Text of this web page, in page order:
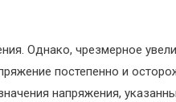
Однако, чрезмерное
постепенно и
напряжения,